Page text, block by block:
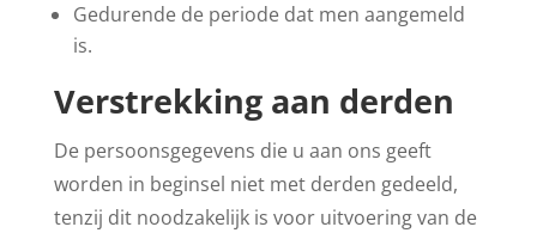
Gedurende de periode dat men aangemeld
is.
Verstrekking aan derden
De persoonsgegevens die u aan ons geeft
worden in beginsel niet met derden gedeeld,
tenzij dit noodzakelijk is voor uitvoering van de